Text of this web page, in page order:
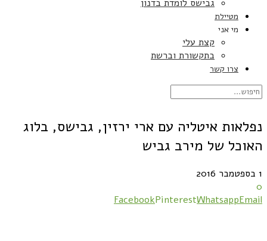
גבישס לומדת בדנון
מטיילת
מי אני
קצת עלי
בתקשורת וברשת
צרו קשר
נפלאות איטליה עם ארי ירזין, גבישס, בלוג
האוכל של מירב גביש
1 בספטמבר 2016
0
FacebookPinterestWhatsappEmail